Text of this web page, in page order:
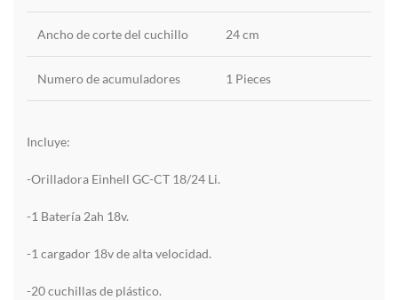
Ancho de corte del cuchillo 24 cm
Numero de acumuladores 1 Pieces
Incluye:
-Orilladora Einhell GC-CT 18/24 Li.
-1 Batería 2ah 18v.
-1 cargador 18v de alta velocidad.
-20 cuchillas de plástico.